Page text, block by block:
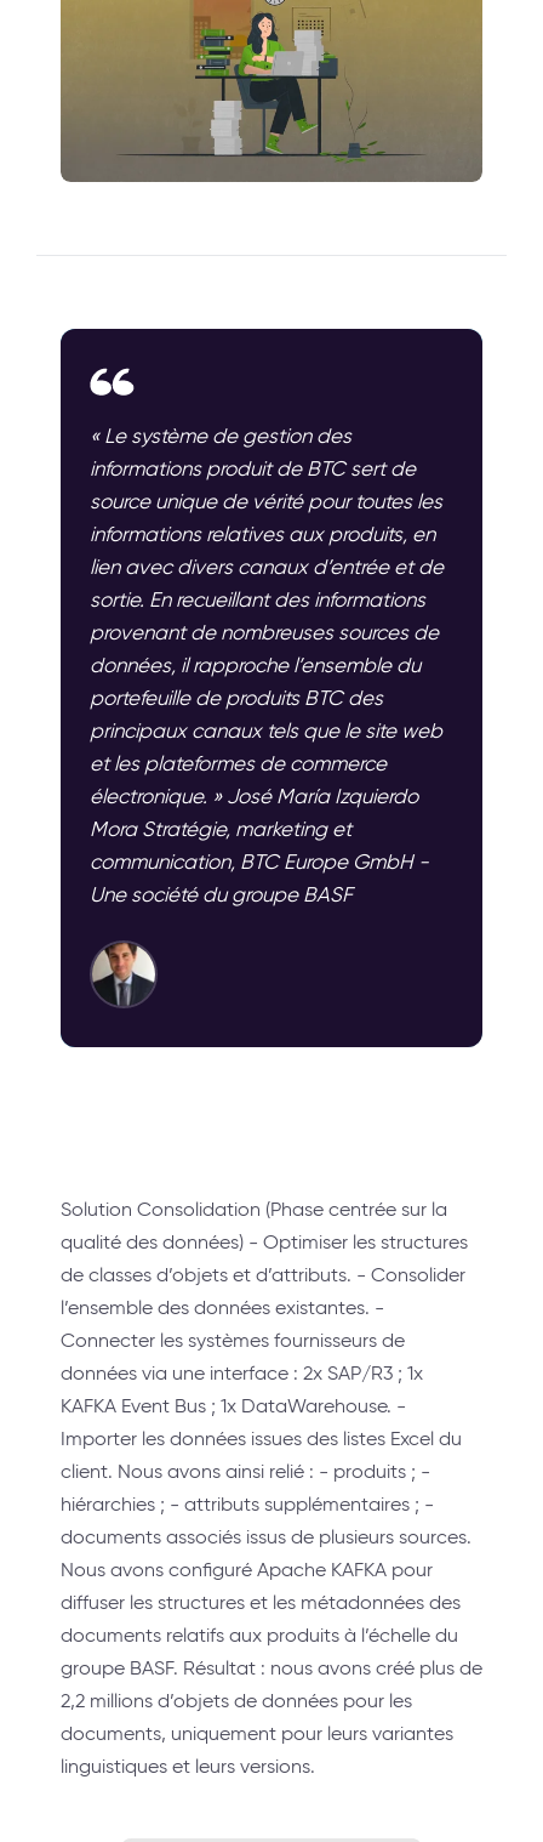
« Le système de gestion des
informations produit de BTC sert de
source unique de vérité pour toutes les
informations relatives aux produits, en
lien avec divers canaux d’entrée et de
sortie. En recueillant des informations
provenant de nombreuses sources de
données, il rapproche l’ensemble du
portefeuille de produits BTC des
principaux canaux tels que le site web
et les plateformes de commerce
électronique. » José María Izquierdo
Mora Stratégie, marketing et
communication, BTC Europe GmbH -
Une société du groupe BASF
Solution Consolidation (Phase centrée sur la
qualité des données) - Optimiser les structures
de classes d’objets et d’attributs. - Consolider
l’ensemble des données existantes. -
Connecter les systèmes fournisseurs de
données via une interface : 2x SAP/R3 ; 1x
KAFKA Event Bus ; 1x DataWarehouse. -
Importer les données issues des listes Excel du
client. Nous avons ainsi relié : - produits ; -
hiérarchies ; - attributs supplémentaires ; -
documents associés issus de plusieurs sources.
Nous avons configuré Apache KAFKA pour
diffuser les structures et les métadonnées des
documents relatifs aux produits à l’échelle du
groupe BASF. Résultat : nous avons créé plus de
2,2 millions d’objets de données pour les
documents, uniquement pour leurs variantes
linguistiques et leurs versions.